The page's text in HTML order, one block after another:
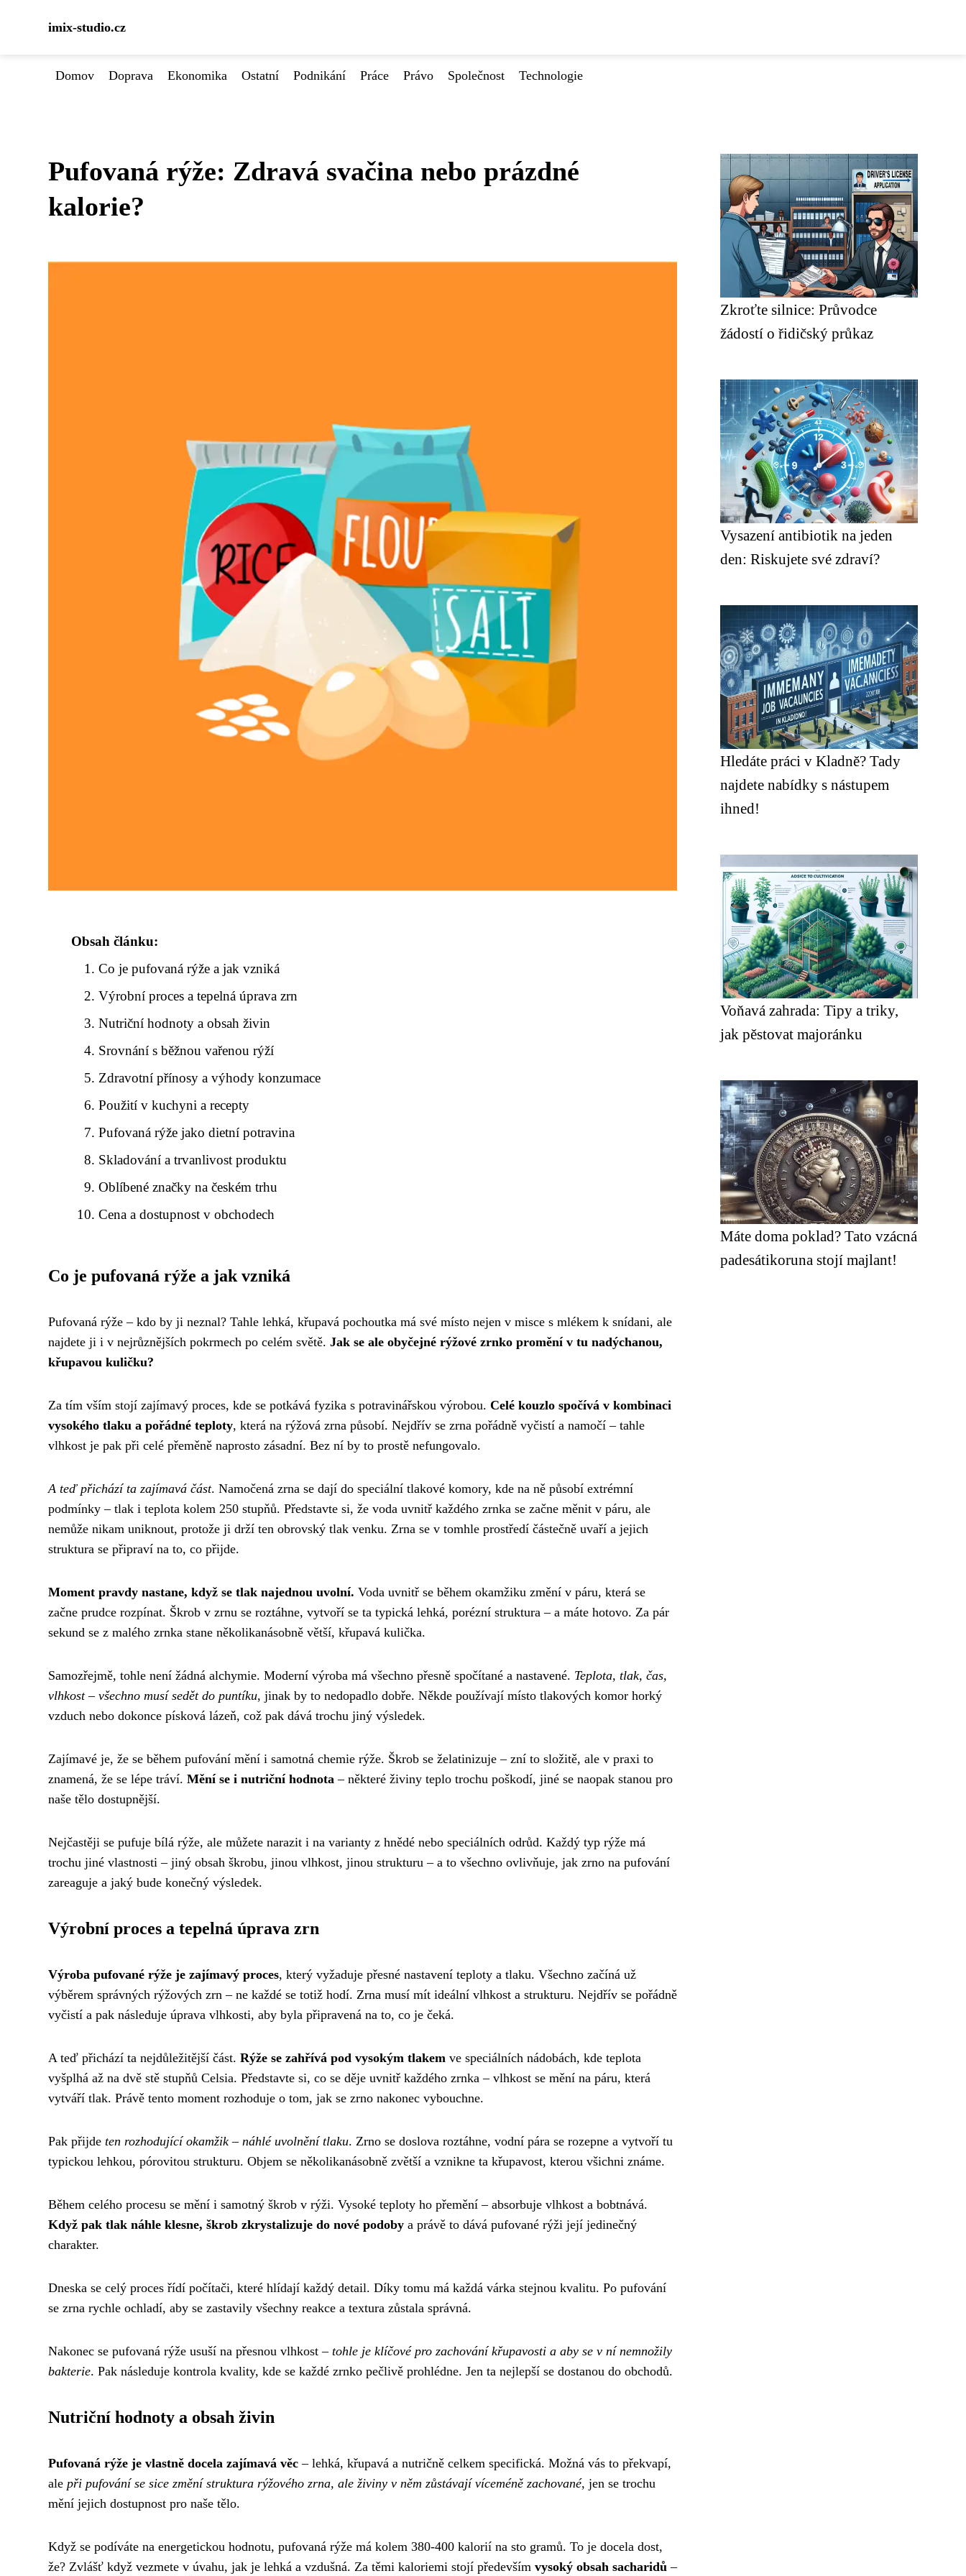
imix-studio.cz
Domov Doprava Ekonomika Ostatní Podnikání Práce Právo Společnost Technologie
Pufovaná rýže: Zdravá svačina nebo prázdné
kalorie?
Obsah článku:
Co je pufovaná rýže a jak vzniká
Výrobní proces a tepelná úprava zrn
Nutriční hodnoty a obsah živin
Srovnání s běžnou vařenou rýží
Zdravotní přínosy a výhody konzumace
Použití v kuchyni a recepty
Pufovaná rýže jako dietní potravina
Skladování a trvanlivost produktu
Oblíbené značky na českém trhu
Cena a dostupnost v obchodech
Co je pufovaná rýže a jak vzniká
Pufovaná rýže – kdo by ji neznal? Tahle lehká, křupavá pochoutka má své místo nejen v misce s mlékem k snídani, ale
najdete ji i v nejrůznějších pokrmech po celém světě. Jak se ale obyčejné rýžové zrnko promění v tu nadýchanou,
křupavou kuličku?
Za tím vším stojí zajímavý proces, kde se potkává fyzika s potravinářskou výrobou. Celé kouzlo spočívá v kombinaci
vysokého tlaku a pořádné teploty, která na rýžová zrna působí. Nejdřív se zrna pořádně vyčistí a namočí – tahle
vlhkost je pak při celé přeměně naprosto zásadní. Bez ní by to prostě nefungovalo.
A teď přichází ta zajímavá část. Namočená zrna se dají do speciální tlakové komory, kde na ně působí extrémní
podmínky – tlak i teplota kolem 250 stupňů. Představte si, že voda uvnitř každého zrnka se začne měnit v páru, ale
nemůže nikam uniknout, protože ji drží ten obrovský tlak venku. Zrna se v tomhle prostředí částečně uvaří a jejich
struktura se připraví na to, co přijde.
Moment pravdy nastane, když se tlak najednou uvolní. Voda uvnitř se během okamžiku změní v páru, která se
začne prudce rozpínat. Škrob v zrnu se roztáhne, vytvoří se ta typická lehká, porézní struktura – a máte hotovo. Za pár
sekund se z malého zrnka stane několikanásobně větší, křupavá kulička.
Samozřejmě, tohle není žádná alchymie. Moderní výroba má všechno přesně spočítané a nastavené. Teplota, tlak, čas,
vlhkost – všechno musí sedět do puntíku, jinak by to nedopadlo dobře. Někde používají místo tlakových komor horký
vzduch nebo dokonce písková lázeň, což pak dává trochu jiný výsledek.
Zajímavé je, že se během pufování mění i samotná chemie rýže. Škrob se želatinizuje – zní to složitě, ale v praxi to
znamená, že se lépe tráví. Mění se i nutriční hodnota – některé živiny teplo trochu poškodí, jiné se naopak stanou pro
naše tělo dostupnější.
Nejčastěji se pufuje bílá rýže, ale můžete narazit i na varianty z hnědé nebo speciálních odrůd. Každý typ rýže má
trochu jiné vlastnosti – jiný obsah škrobu, jinou vlhkost, jinou strukturu – a to všechno ovlivňuje, jak zrno na pufování
zareaguje a jaký bude konečný výsledek.
Výrobní proces a tepelná úprava zrn
Výroba pufované rýže je zajímavý proces, který vyžaduje přesné nastavení teploty a tlaku. Všechno začíná už
výběrem správných rýžových zrn – ne každé se totiž hodí. Zrna musí mít ideální vlhkost a strukturu. Nejdřív se pořádně
vyčistí a pak následuje úprava vlhkosti, aby byla připravená na to, co je čeká.
A teď přichází ta nejdůležitější část. Rýže se zahřívá pod vysokým tlakem ve speciálních nádobách, kde teplota
vyšplhá až na dvě stě stupňů Celsia. Představte si, co se děje uvnitř každého zrnka – vlhkost se mění na páru, která
vytváří tlak. Právě tento moment rozhoduje o tom, jak se zrno nakonec vybouchne.
Pak přijde ten rozhodující okamžik – náhlé uvolnění tlaku. Zrno se doslova roztáhne, vodní pára se rozepne a vytvoří tu
typickou lehkou, pórovitou strukturu. Objem se několikanásobně zvětší a vznikne ta křupavost, kterou všichni známe.
Během celého procesu se mění i samotný škrob v rýži. Vysoké teploty ho přemění – absorbuje vlhkost a bobtnává.
Když pak tlak náhle klesne, škrob zkrystalizuje do nové podoby a právě to dává pufované rýži její jedinečný
charakter.
Dneska se celý proces řídí počítači, které hlídají každý detail. Díky tomu má každá várka stejnou kvalitu. Po pufování
se zrna rychle ochladí, aby se zastavily všechny reakce a textura zůstala správná.
Nakonec se pufovaná rýže usuší na přesnou vlhkost – tohle je klíčové pro zachování křupavosti a aby se v ní nemnožily
bakterie. Pak následuje kontrola kvality, kde se každé zrnko pečlivě prohlédne. Jen ta nejlepší se dostanou do obchodů.
Nutriční hodnoty a obsah živin
Pufovaná rýže je vlastně docela zajímavá věc – lehká, křupavá a nutričně celkem specifická. Možná vás to překvapí,
ale při pufování se sice změní struktura rýžového zrna, ale živiny v něm zůstávají víceméně zachované, jen se trochu
mění jejich dostupnost pro naše tělo.
Když se podíváte na energetickou hodnotu, pufovaná rýže má kolem 380-400 kalorií na sto gramů. To je docela dost,
že? Zvlášť když vezmete v úvahu, jak je lehká a vzdušná. Za těmi kaloriemi stojí především vysoký obsah sacharidů –
Zkroťte silnice: Průvodce
žádostí o řidičský průkaz
Vysazení antibiotik na jeden
den: Riskujete své zdraví?
Hledáte práci v Kladně? Tady
najdete nabídky s nástupem
ihned!
Voňavá zahrada: Tipy a triky,
jak pěstovat majoránku
Máte doma poklad? Tato vzácná
padesátikoruna stojí majlant!